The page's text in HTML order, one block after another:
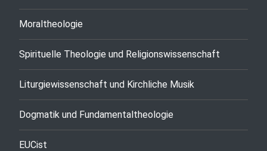
Moraltheologie
Spirituelle Theologie und Religionswissenschaft
Liturgiewissenschaft und Kirchliche Musik
Dogmatik und Fundamentaltheologie
EUCist